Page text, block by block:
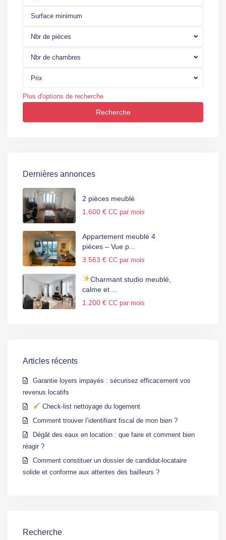
Nbr de pièces
Nbr de chambres
Prix
Plus d'options de recherche
Recherche
Dernières annonces
2 pièces meublé
1.600 € CC par mois
Appartement meublé 4
pièces – Vue p...
3.563 € CC par mois
Charmant studio meublé,
calme et ...
1.200 € CC par mois
Articles récents
Garantie loyers impayés : sécurisez efficacement vos
revenus locatifs
Check-list nettoyage du logement
Comment trouver l’identifiant fiscal de mon bien ?
Dégât des eaux en location : que faire et comment bien
réagir ?
Comment constituer un dossier de candidat-locataire
solide et conforme aux attentes des bailleurs ?
Recherche